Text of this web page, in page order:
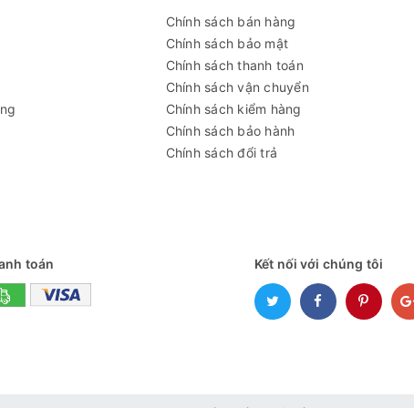
Hệ thống SimpleFreezTM
(ở nhiệt độ phòng 30 ℃ và độ ẩm 70%)
Khối ngưng, không dùng pin, Cơ cấu Filter-free
Tủ có 3 ngăn làm bằng thép không gỉ (#304)
Chính sách bán hàng
Chính sách bảo mật
Chính sách thanh toán
Chính sách vận chuyển
Chính sách kiểm hàng
Chính sách bảo hành
Chính sách đổi trả
toán Kết nối với chúng tôi